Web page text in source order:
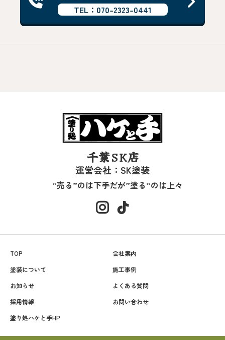
TEL：070-2323-0441
千葉SK店
運営会社：SK塗装
”売る”のは下手だが”塗る”のは上々
TOP
会社案内
塗装について
施工事例
お知らせ
よくある質問
採用情報
お問い合わせ
塗り処ハケと手HP